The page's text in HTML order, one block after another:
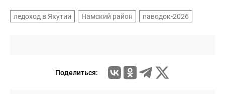
ледоход в Якутии Намский район паводок-2026
Поделиться: